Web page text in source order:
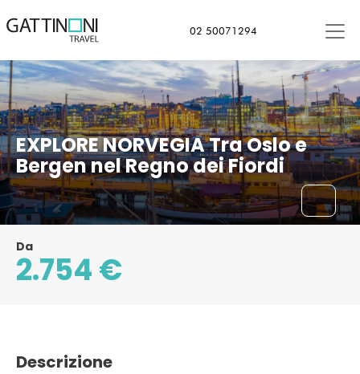
02 50071294
EXPLORE NORVEGIA Tra Oslo e
Bergen nel Regno dei Fiordi
Oslo, Norvegia
Da
2.754 €
Descrizione